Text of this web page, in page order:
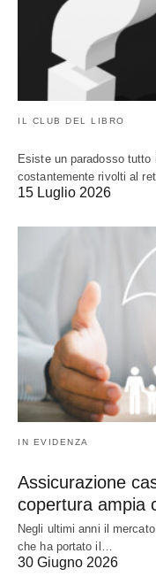
IL CLUB DEL LIBRO
Esiste un paradosso
costantemente rivolti al
15 Luglio 2026
IN EVIDENZA
Assicurazione
copertura ampia
Negli ultimi anni il
che ha portato il…
30 Giugno 2026